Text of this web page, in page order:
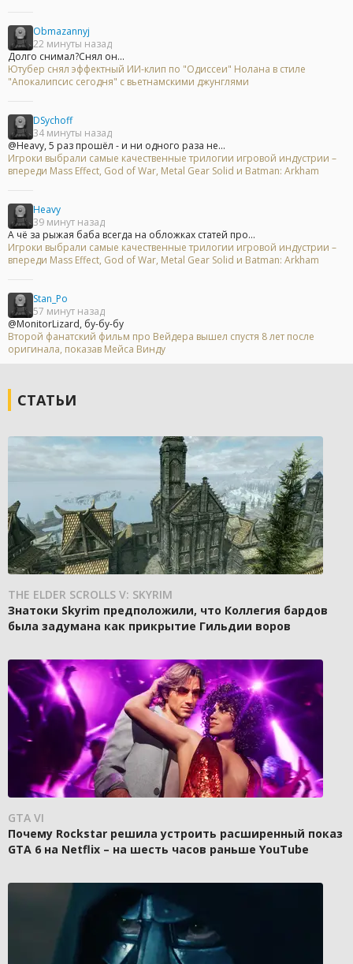
Obmazannyj
22 минуты назад
Долго снимал?Снял он...
Ютубер снял эффектный ИИ-клип по "Одиссеи" Нолана в стиле
"Апокалипсис сегодня" с вьетнамскими джунглями
DSychoff
34 минуты назад
@Heavy, 5 раз прошёл - и ни одного раза не...
Игроки выбрали самые качественные трилогии игровой индустрии –
впереди Mass Effect, God of War, Metal Gear Solid и Batman: Arkham
Heavy
39 минут назад
А чё за рыжая баба всегда на обложках статей про...
Игроки выбрали самые качественные трилогии игровой индустрии –
впереди Mass Effect, God of War, Metal Gear Solid и Batman: Arkham
Stan_Po
57 минут назад
@MonitorLizard, бу-бу-бу
Второй фанатский фильм про Вейдера вышел спустя 8 лет после
оригинала, показав Мейса Винду
СТАТЬИ
THE ELDER SCROLLS V: SKYRIM
Знатоки Skyrim предположили, что Коллегия бардов
была задумана как прикрытие Гильдии воров
GTA VI
Почему Rockstar решила устроить расширенный показ
GTA 6 на Netflix – на шесть часов раньше YouTube